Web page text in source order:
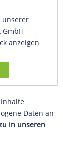
unserer
anzeigen
Daten an
in unseren